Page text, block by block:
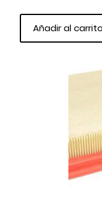
Añadir al carrito